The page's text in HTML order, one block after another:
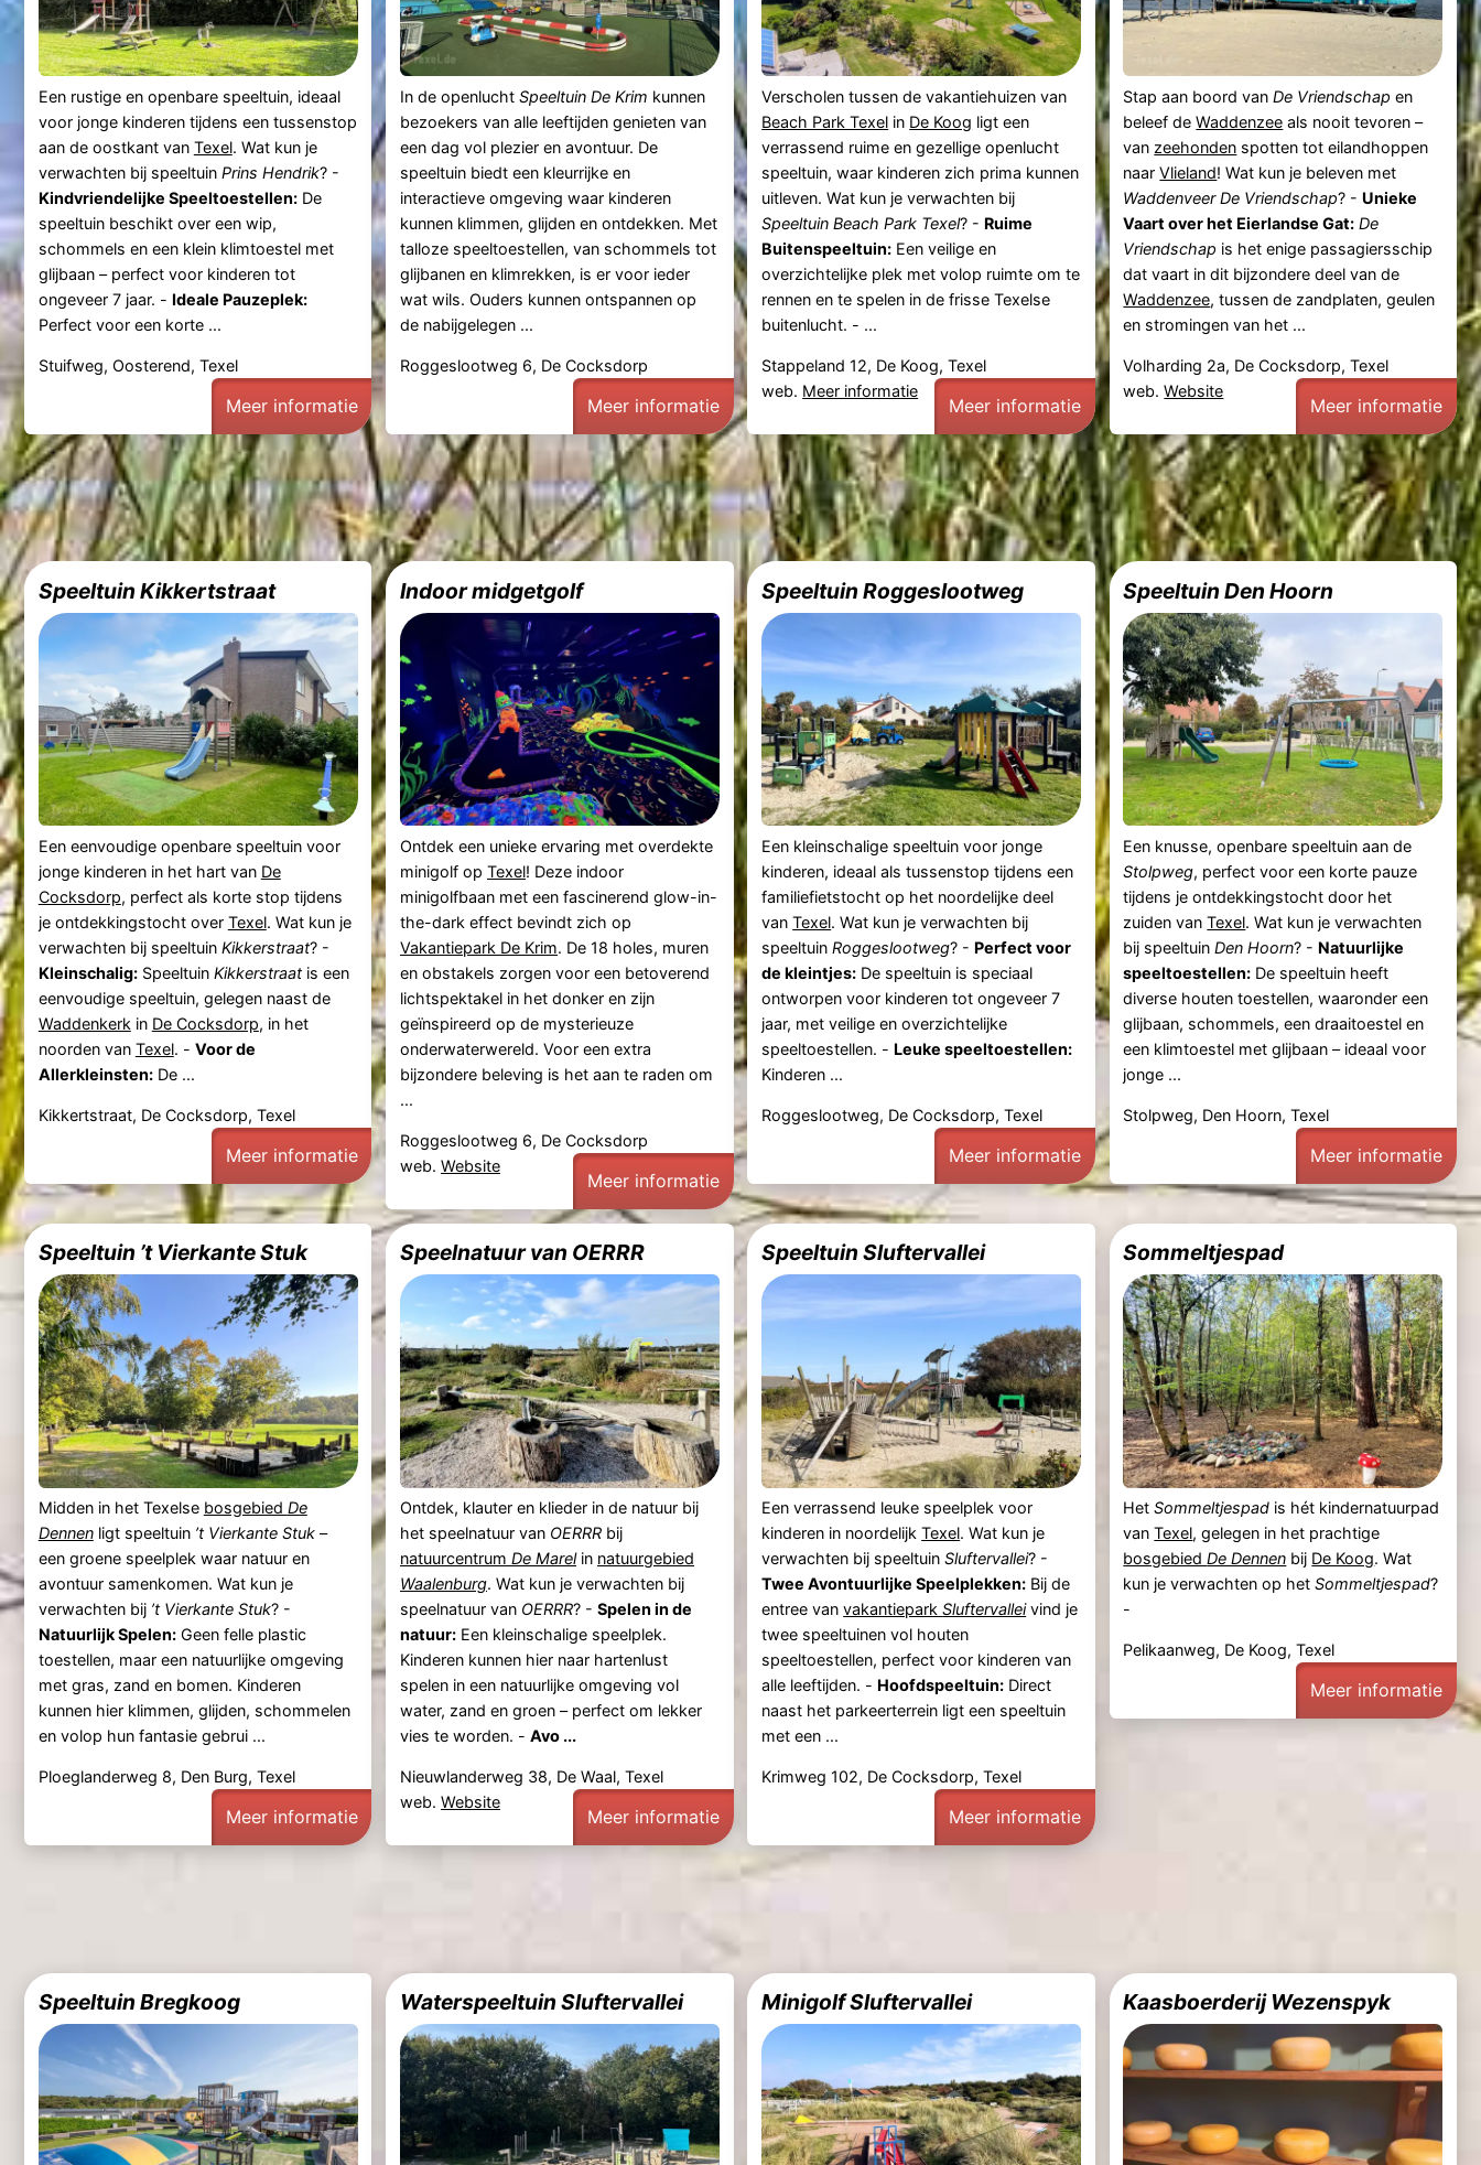
Een rustige en openbare speeltuin, ideaal
voor jonge kinderen tijdens een tussenstop
aan de oostkant van Texel. Wat kun je
verwachten bij speeltuin Prins Hendrik? -
Kindvriendelijke Speeltoestellen:De
speeltuin beschikt over een wip,
schommels en een klein klimtoestel met
glijbaan – perfect voor kinderen tot
ongeveer 7 jaar. - Ideale Pauzeplek:
Perfect voor een korte ...
Stuifweg, Oosterend, Texel
Meer informatie
In de openlucht Speeltuin De Krim kunnen
bezoekers van alle leeftijden genieten van
een dag vol plezier en avontuur. De
speeltuin biedt een kleurrijke en
interactieve omgeving waar kinderen
kunnen klimmen, glijden en ontdekken. Met
talloze speeltoestellen, van schommels tot
glijbanen en klimrekken, is er voor ieder
wat wils. Ouders kunnen ontspannen op
de nabijgelegen ...
Roggeslootweg 6, De Cocksdorp
Meer informatie
Verscholen tussen de vakantiehuizen van
Beach Park Texel in De Koog ligt een
verrassend ruime en gezellige openlucht
speeltuin, waar kinderen zich prima kunnen
uitleven. Wat kun je verwachten bij
Speeltuin Beach Park Texel? - Ruime
Buitenspeeltuin: Een veilige en
overzichtelijke plek met volop ruimte om te
rennen en te spelen in de frisse Texelse
buitenlucht. - ...
Stappeland 12, De Koog, Texel
web. Meer informatie
Meer informatie
Stap aan boord vanDe Vriendschap en
beleef deWaddenzee als nooit tevoren –
van zeehonden spotten tot eilandhoppen
naarVlieland! Wat kun je beleven met
Waddenveer De Vriendschap? - Unieke
Vaart over het Eierlandse Gat: De
Vriendschap is het enige passagiersschip
dat vaart in dit bijzondere deel van de
Waddenzee, tussen de zandplaten, geulen
en stromingen van het ...
Volharding 2a, De Cocksdorp, Texel
web.Website
Meer informatie
Speeltuin Kikkertstraat
Een eenvoudige openbare speeltuin voor
jonge kinderen in het hart van De
Cocksdorp, perfect als korte stop tijdens
je ontdekkingstocht over Texel. Wat kun je
verwachten bij speeltuin Kikkerstraat? -
Kleinschalig:Speeltuin Kikkerstraatis een
eenvoudige speeltuin, gelegen naast de
Waddenkerk in De Cocksdorp, in het
noorden van Texel. - Voor de
Allerkleinsten:De ...
Kikkertstraat, De Cocksdorp, Texel
Meer informatie
Indoor midgetgolf
Ontdek een unieke ervaring met overdekte
minigolf op Texel! Deze indoor
minigolfbaan met een fascinerend glow-in-
the-dark effect bevindt zich op
Vakantiepark De Krim. De 18 holes, muren
en obstakels zorgen voor een betoverend
lichtspektakel in het donker en zijn
geïnspireerd op de mysterieuze
onderwaterwereld. Voor een extra
bijzondere beleving is het aan te raden om
...
Roggeslootweg 6, De Cocksdorp
web. Website
Meer informatie
Speeltuin Roggeslootweg
Een kleinschalige speeltuin voor jonge
kinderen, ideaal als tussenstop tijdens een
familiefietstocht op het noordelijke deel
vanTexel. Wat kun je verwachten bij
speeltuinRoggeslootweg? - Perfect voor
de kleintjes: De speeltuin is speciaal
ontworpen voor kinderen tot ongeveer 7
jaar, met veilige en overzichtelijke
speeltoestellen. - Leuke speeltoestellen:
Kinderen ...
Roggeslootweg, De Cocksdorp, Texel
Meer informatie
Speeltuin Den Hoorn
Een knusse, openbare speeltuin aan de
Stolpweg, perfect voor een korte pauze
tijdens je ontdekkingstocht door het
zuiden vanTexel. Wat kun je verwachten
bij speeltuinDen Hoorn? - Natuurlijke
speeltoestellen: De speeltuin heeft
diverse houten toestellen, waaronder een
glijbaan, schommels, een draaitoestel en
een klimtoestel met glijbaan – ideaal voor
jonge ...
Stolpweg, Den Hoorn, Texel
Meer informatie
Speeltuin ’t Vierkante Stuk
Midden in het Texelse bosgebied De
Dennenligt speeltuin ’t Vierkante Stuk–
een groene speelplek waar natuur en
avontuur samenkomen. Wat kun je
verwachten bij ’t Vierkante Stuk? -
Natuurlijk Spelen:Geen felle plastic
toestellen, maar een natuurlijke omgeving
met gras, zand en bomen. Kinderen
kunnen hier klimmen, glijden, schommelen
en volop hun fantasie gebrui ...
Ploeglanderweg 8, Den Burg, Texel
Meer informatie
Speelnatuur van OERRR
Ontdek, klauter en klieder in de natuur bij
het speelnatuur van OERRRbij
natuurcentrum De Marelin natuurgebied
Waalenburg. Wat kun je verwachten bij
speelnatuur van OERRR? - Spelen in de
natuur:Een kleinschalige speelplek.
Kinderen kunnen hier naar hartenlust
spelen in een natuurlijke omgeving vol
water, zand en groen – perfect om lekker
vies te worden. - Avo ...
Nieuwlanderweg 38, De Waal, Texel
web. Website
Meer informatie
Speeltuin Sluftervallei
Een verrassend leuke speelplek voor
kinderen in noordelijkTexel. Wat kun je
verwachten bij speeltuinSluftervallei? -
Twee Avontuurlijke Speelplekken: Bij de
entree vanvakantieparkSluftervalleivind je
twee speeltuinen vol houten
speeltoestellen, perfect voor kinderen van
alle leeftijden. - Hoofdspeeltuin: Direct
naast het parkeerterrein ligt een speeltuin
met een ...
Krimweg 102, De Cocksdorp, Texel
Meer informatie
Sommeltjespad
HetSommeltjespad is hét kindernatuurpad
vanTexel, gelegen in het prachtige
bosgebiedDe Dennen bij De Koog. Wat
kun je verwachten op hetSommeltjespad?
-
Pelikaanweg, De Koog, Texel
Meer informatie
Speeltuin Bregkoog Waterspeeltuin Sluftervallei Minigolf Sluftervallei Kaasboerderij Wezenspyk